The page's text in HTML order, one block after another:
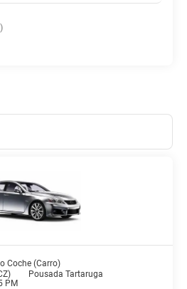
Coche (Carro)
Pousada Tartaruga
PM